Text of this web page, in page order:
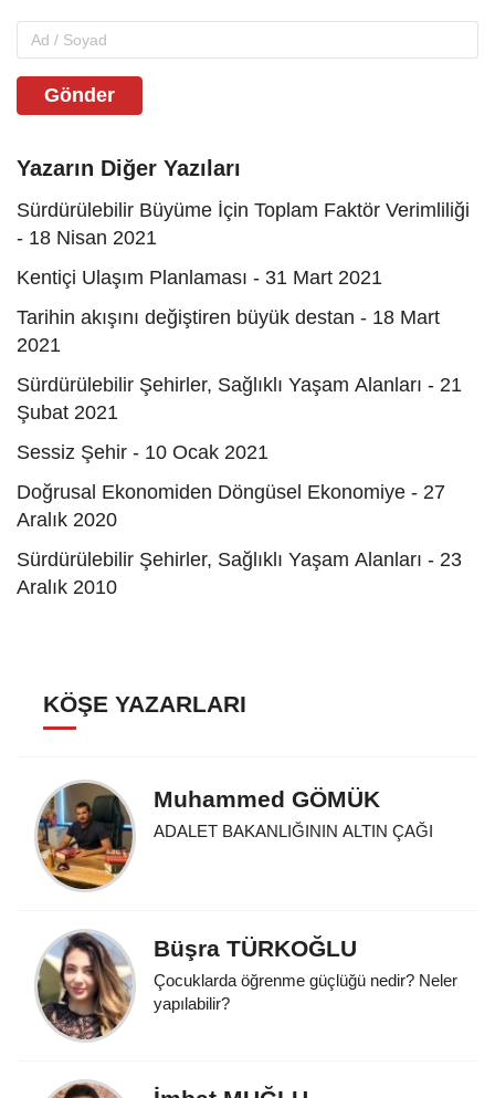
Gönder
Yazarın Diğer Yazıları
Sürdürülebilir Büyüme İçin Toplam Faktör Verimliliği
- 18 Nisan 2021
Kentiçi Ulaşım Planlaması - 31 Mart 2021
Tarihin akışını değiştiren büyük destan - 18 Mart
2021
Sürdürülebilir Şehirler, Sağlıklı Yaşam Alanları - 21
Şubat 2021
Sessiz Şehir - 10 Ocak 2021
Doğrusal Ekonomiden Döngüsel Ekonomiye - 27
Aralık 2020
Sürdürülebilir Şehirler, Sağlıklı Yaşam Alanları - 23
Aralık 2010
KÖŞE YAZARLARI
Muhammed GÖMÜK
ADALET BAKANLIĞININ ALTIN ÇAĞI
Büşra TÜRKOĞLU
Çocuklarda öğrenme güçlüğü nedir? Neler
yapılabilir?